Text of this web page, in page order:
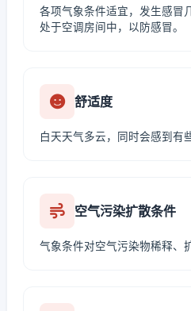
各项气象条件适宜，发生感冒
处于空调房间中，以防感冒。
舒适度
白天天气多云，同时会感到有
空气污染扩散条件
气象条件对空气污染物稀释、